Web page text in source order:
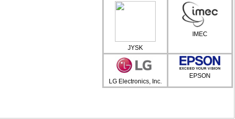
JYSK
IMEC
LG Electronics, Inc.
EPSON